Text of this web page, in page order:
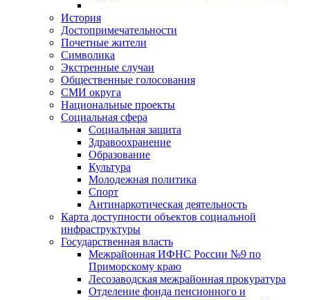
История
Достопримечательности
Почетные жители
Символика
Экстренные случаи
Общественные голосования
СМИ округа
Национальные проекты
Социальная сфера
Социальная защита
Здравоохранение
Образование
Культура
Молодежная политика
Спорт
Антинаркотическая деятельность
Карта доступности объектов социальной
инфраструктуры
Государственная власть
Межрайонная ИФНС России №9 по
Приморскому краю
Лесозаводская межрайонная прокуратура
Отделение фонда пенсионного и